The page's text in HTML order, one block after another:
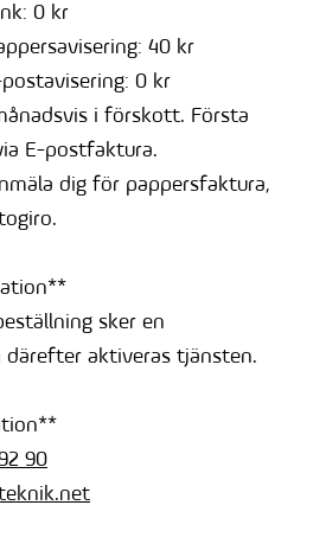
0 kr
40 kr
0 kr
i förskott. Första
E-postfaktura.
dig för pappersfaktura,
sker en
aktiveras tjänsten.
90